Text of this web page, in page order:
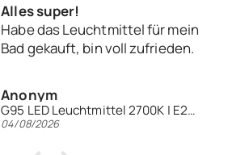
Alles super!
Habe das Leuchtmittel für mein
Bad gekauft, bin voll zufrieden.
Anonym
G95 LED Leuchtmittel 2700K | E27 | Keramik opal
04/08/2026